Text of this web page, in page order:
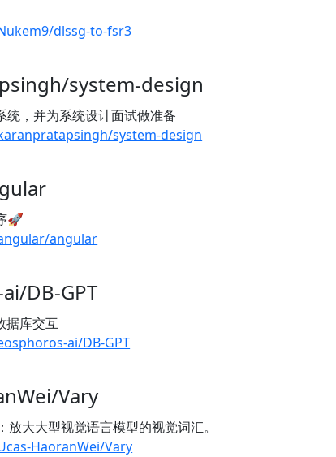
dlssg-to-fsr3
system-design
统，并为系统设计面试做准备
system-design
🚀
angular
DB-GPT
据库交互
ai/DB-GPT
Vary
大大型视觉语言模型的视觉词汇。
HaoranWei/Vary